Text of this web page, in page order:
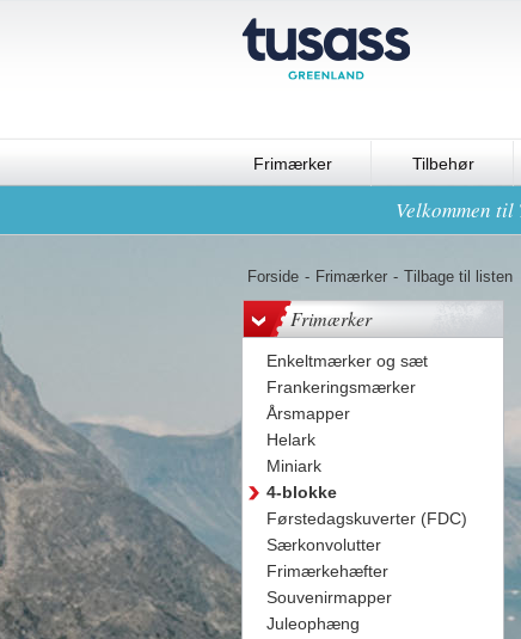
Frimærker Tilbehør
Velkommen
Forside - Frimærker - Tilbage til listen
Frimærker
Enkeltmærker og sæt
Frankeringsmærker
Årsmapper
Helark
Miniark
4-blokke
Førstedagskuverter (FDC)
Særkonvolutter
Frimærkehæfter
Souvenirmapper
Juleophæng